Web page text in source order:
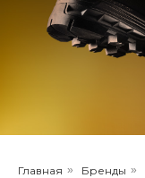
Главная » Бренды »